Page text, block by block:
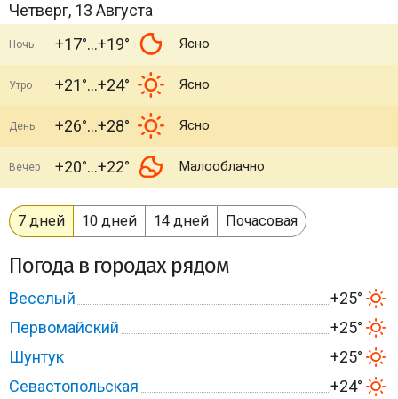
Четверг, 13 Августа
Ночь +17° +19° Ясно
Утро +21° +24° Ясно
День +26° +28° Ясно
Вечер +20° +22° Малооблачно
7 дней 10 дней 14 дней Почасовая
Погода в городах рядом
Веселый
+25°
Первомайский
+25°
Шунтук
+25°
Севастопольская
+24°